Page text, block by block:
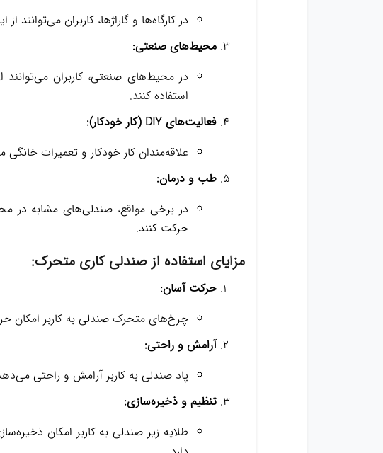
در کارگاه‌ها و گاراژ‌ها، کاربران
محیط‌های صنعتی:
در محیط‌های صنعتی، کاربران
استفاده کنند.
فعالیت‌های DIY (کار خودکار):
علاقه‌مندان کار خودکار و تعمیرات خانگی
طب و درمان:
در برخی مواقع، صندلی‌های مشابه در
حرکت کنند.
مزایای استفاده از صندلی کاری متحرک:
حرکت آسان:
چرخ‌های متحرک صندلی به کاربر امکان
آرامش و راحتی:
پاد صندلی به کاربر آرامش و راحتی
تنظیم و ذخیره‌سازی:
طلایه زیر صندلی به کاربر امکان